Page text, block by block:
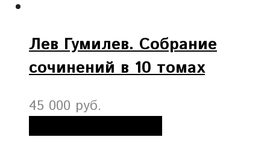
Лев Гумилев. Собрание
сочинений в 10 томах
45 000 руб.